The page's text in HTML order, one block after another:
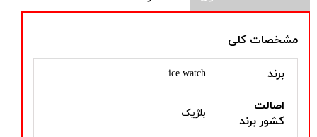
مشخصات کلی
برند ice watch
اصالت
کشور برند
بلژیک